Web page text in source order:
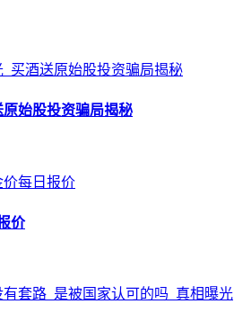
始股投资骗局揭秘
价